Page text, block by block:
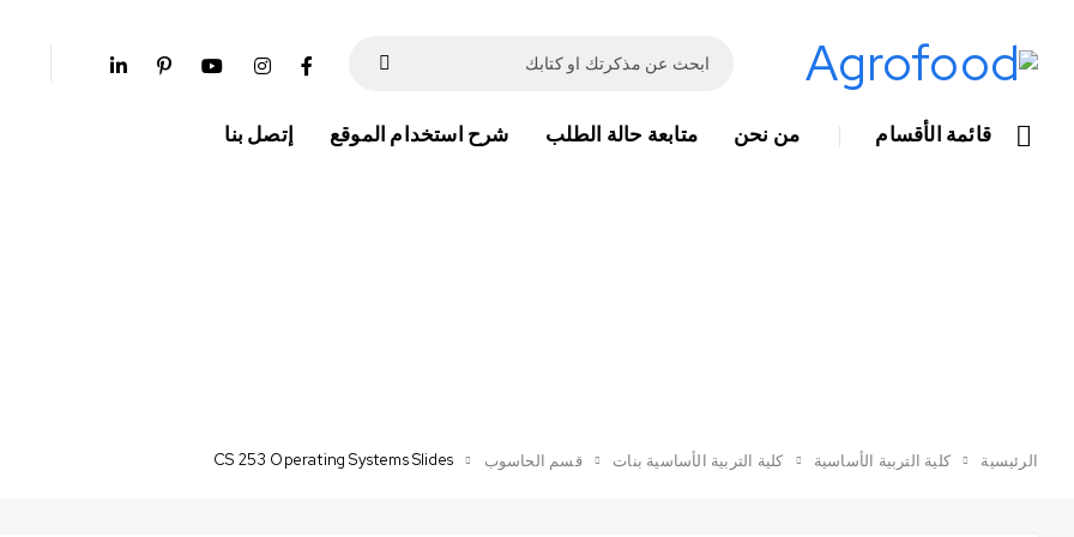
قائمة الأقسام من نحن متابعة حالة الطلب شرح استخدام الموقع إتصل بنا
الرئيسية كلية التربية الأساسية كلية التربية الأساسية بنات قسم الحاسوب CS 253 Operating Systems Slides